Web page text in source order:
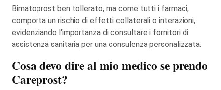
Bimatoprost ben tollerato, ma come tutti i farmaci,
comporta un rischio di effetti collaterali o interazioni,
evidenziando l'importanza di consultare i fornitori di
assistenza sanitaria per una consulenza personalizzata.
Cosa devo dire al mio medico se prendo
Careprost?